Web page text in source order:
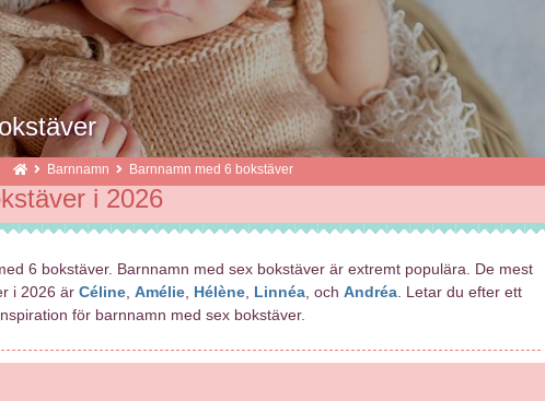
Barnnamn Barnnamn med 6 bokstäver
i 2026
6 bokstäver. Barnnamn med sex bokstäver är extremt populära. De mest
i 2026 är Céline, Amélie, Hélène, Linnéa, och Andréa. Letar du efter ett
för barnnamn med sex bokstäver.